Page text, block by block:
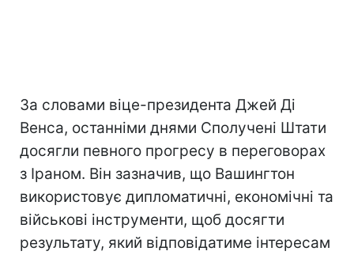
За словами віце-президента Джей Ді
Венса, останніми днями Сполучені Штати
досягли певного прогресу в переговорах
з Іраном. Він зазначив, що Вашингтон
використовує дипломатичні, економічні та
військові інструменти, щоб досягти
результату, який відповідатиме інтересам